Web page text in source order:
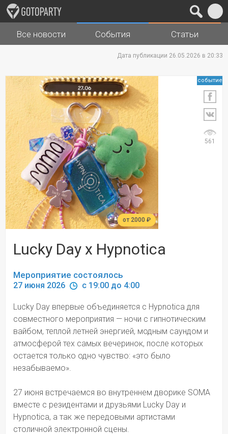
Города Музыка
Все новости События Статьи
Дата публикации 26.05.2026 в 20:33
от 2000 ₽
событие
561
Lucky Day x Hypnotica
Мероприятие состоялось
27 июня 2026 c 19:00 до 4:00
Lucky Day впервые объединяется c Hypnotica для
совместного мероприятия — ночи с гипнотическим
вайбом, теплой летней энергией, модным саундом и
атмосферой тех самых вечеринок, после которых
остается только одно чувство: «это было
незабываемо».
27 июня встречаемся во внутреннем дворике SOMA
вместе с резидентами и друзьями Lucky Day и
Hypnotica, а так же передовыми артистами
столичной электронной сцены.